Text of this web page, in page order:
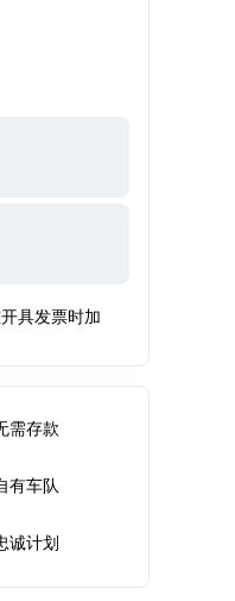
具发票时加
需存款
有车队
诚计划